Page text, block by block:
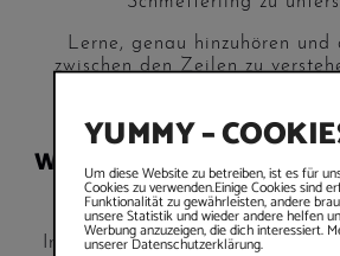
Lerne, genau hinzuhören und
zwischen den Zeilen zu
WELCHE WEGE FALLEN
IDEEN FÜR EIN BUCH ZU
In meinenCoachingsgehe ich
YUMMY –
Um diese Website zu betreiben, ist es für
Cookies zu verwenden.Einige Cookies sind
Funktionalität zu gewährleisten, andere
unsere Statistik und wieder andere helfen
Werbung anzuzeigen, die dich interessiert.
unserer Datenschutzerklärung.